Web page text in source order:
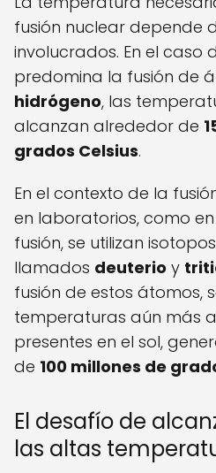
fusión nuclear depende
involucrados. En el caso
predomina la fusión de
hidrógeno, las
alcanzan alrededor de
grados Celsius.
En el contexto de la
en laboratorios, como
fusión, se utilizan
llamados deuterio y
fusión de estos átomos,
temperaturas aún más
presentes en el sol,
de 100 millones de
El desafío de
las altas